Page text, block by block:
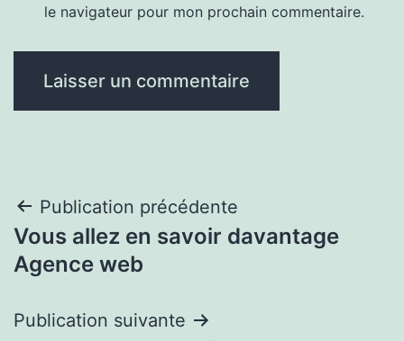
le navigateur pour mon prochain commentaire.
Navigation
de
Publication précédente
Vous allez en savoir davantage
Agence web
Publication suivante